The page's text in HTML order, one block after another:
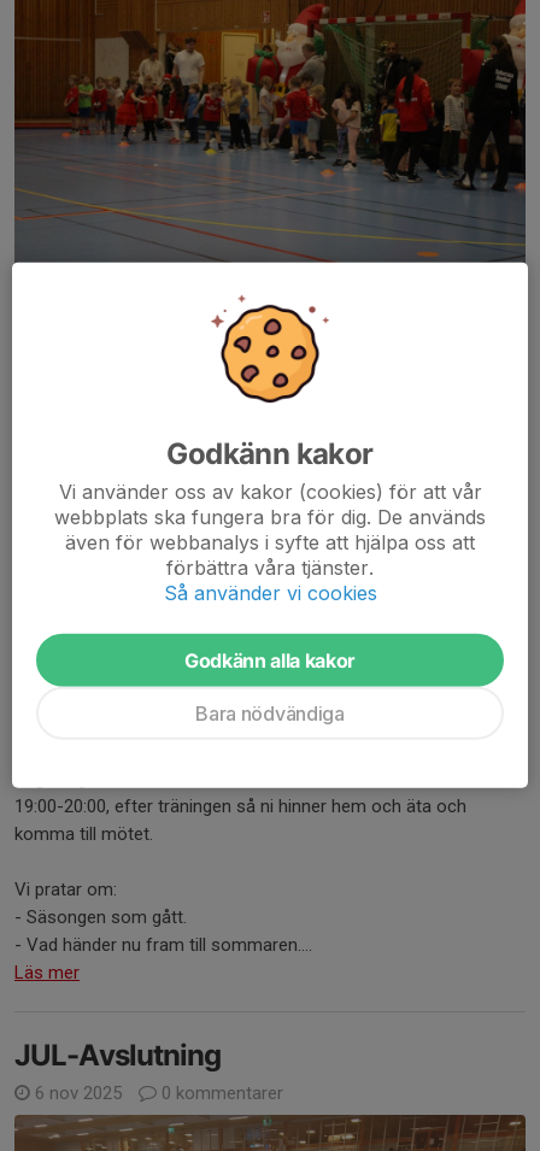
med Bulle o Dryck Onsdag 20 maj, 16:00-17:00 Tegelhagens
Samling: 16:00, Gamla Gymnastikhallen entrén
Gruppen avslutar med festis och bulle samt en frukt. Gruppen
tar sommarlov och...
Föräldramöte i Sim & Sporthallen
0 kommentarer
19:00-20:00, efter träningen så ni hinner hem och äta och
komma till mötet.
Vi pratar om:
- Säsongen som gått.
- Vad händer nu fram till sommaren....
Läs mer
JUL-Avslutning
6 nov 2025 0 kommentarer
Godkänn kakor
Vi använder oss av kakor (cookies) för att vår
webbplats ska fungera bra för dig. De används
även för webbanalys i syfte att hjälpa oss att
förbättra våra tjänster.
Så använder vi cookies
Godkänn alla kakor
Bara nödvändiga